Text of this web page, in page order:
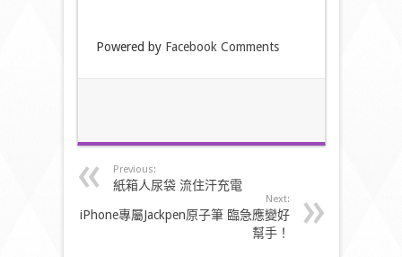
Powered by Facebook Comments
Previous:
紙箱人尿袋 流住汗充電
Next:
iPhone專屬Jackpen原子筆 臨急應變好
幫手！